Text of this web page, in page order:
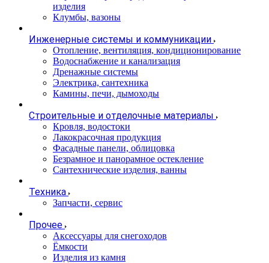
изделия
Клумбы, вазоны
Инженерные системы и коммуникации
Отопление, вентиляция, кондиционирование
Водоснабжение и канализация
Дренажные системы
Электрика, сантехника
Камины, печи, дымоходы
Строительные и отделочные материалы
Кровля, водостоки
Лакокрасочная продукция
Фасадные панели, облицовка
Безрамное и панорамное остекление
Сантехнические изделия, ванны
Техника
Запчасти, сервис
Прочее
Аксессуары для снегоходов
Ёмкости
Изделия из камня